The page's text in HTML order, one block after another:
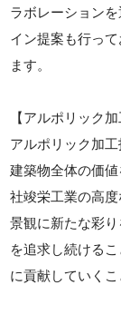
ラボレーション
イン提案も行っ
ます。
【アルポリック
アルポリック加
建築物全体の価
社竣栄工業の高
景観に新たな彩
を追求し続ける
に貢献していくこ